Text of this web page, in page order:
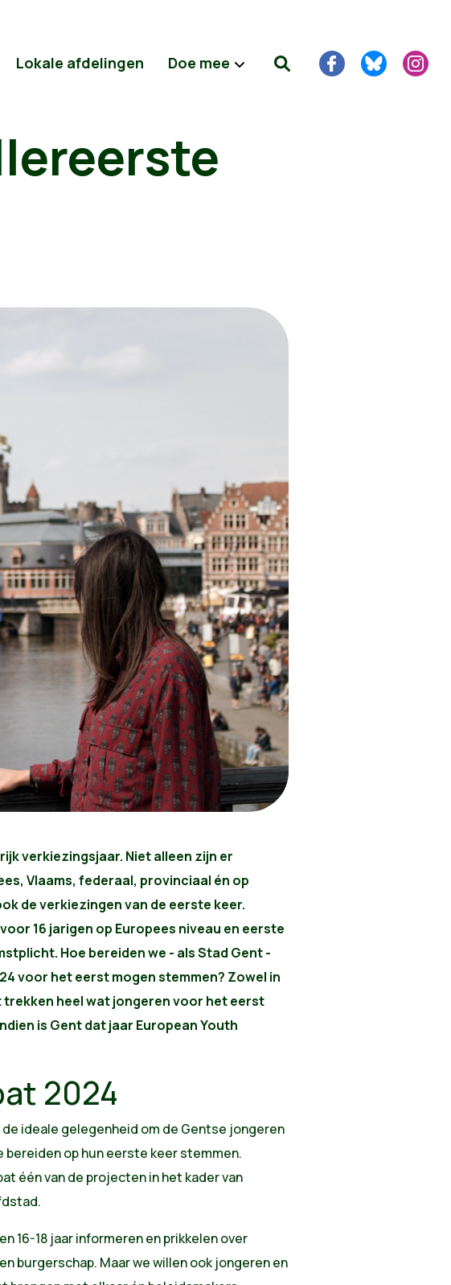
Lokale afdelingen Doe mee
verkiezingsjaar. Niet alleen zijn er
Vlaams, federaal, provinciaal én op
de verkiezingen van de eerste keer.
16 jarigen op Europees niveau en eerste
Hoe bereiden we - als Stad Gent -
voor het eerst mogen stemmen? Zowel in
trekken heel wat jongeren voor het eerst
is Gent dat jaar European Youth
2024
ideale gelegenheid om de Gentse jongeren
bereiden op hun eerste keer stemmen.
één van de projecten in het kader van
16-18 jaar informeren en prikkelen over
burgerschap. Maar we willen ook jongeren en